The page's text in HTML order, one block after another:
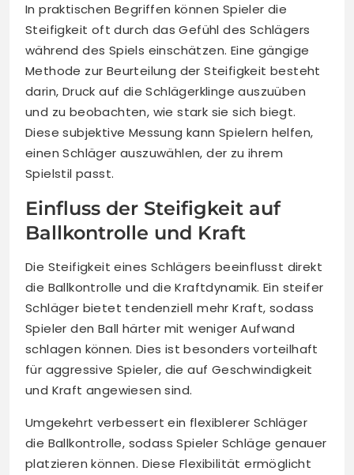
In praktischen Begriffen können Spieler die
Steifigkeit oft durch das Gefühl des Schlägers
während des Spiels einschätzen. Eine gängige
Methode zur Beurteilung der Steifigkeit besteht
darin, Druck auf die Schlägerklinge auszuüben
und zu beobachten, wie stark sie sich biegt.
Diese subjektive Messung kann Spielern helfen,
einen Schläger auszuwählen, der zu ihrem
Spielstil passt.
Einfluss der Steifigkeit auf
Ballkontrolle und Kraft
Die Steifigkeit eines Schlägers beeinflusst direkt
die Ballkontrolle und die Kraftdynamik. Ein steifer
Schläger bietet tendenziell mehr Kraft, sodass
Spieler den Ball härter mit weniger Aufwand
schlagen können. Dies ist besonders vorteilhaft
für aggressive Spieler, die auf Geschwindigkeit
und Kraft angewiesen sind.
Umgekehrt verbessert ein flexiblerer Schläger
die Ballkontrolle, sodass Spieler Schläge genauer
platzieren können. Diese Flexibilität ermöglicht